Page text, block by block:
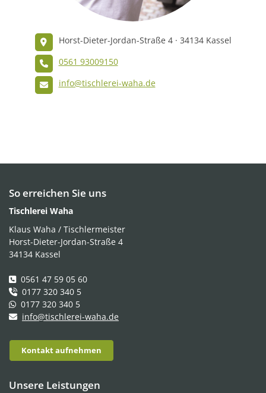
Horst-Dieter-Jordan-Straße 4 · 34134 Kassel
0561 93009150
info@tischlerei-waha.de
So erreichen Sie uns
Tischlerei Waha
Klaus Waha / Tischlermeister
Horst-Dieter-Jordan-Straße 4
34134 Kassel
0561 47 59 05 60
0177 320 340 5
0177 320 340 5
info@tischlerei-waha.de
Kontakt aufnehmen
Unsere Leistungen